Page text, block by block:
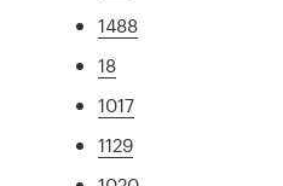
1488
18
1017
1129